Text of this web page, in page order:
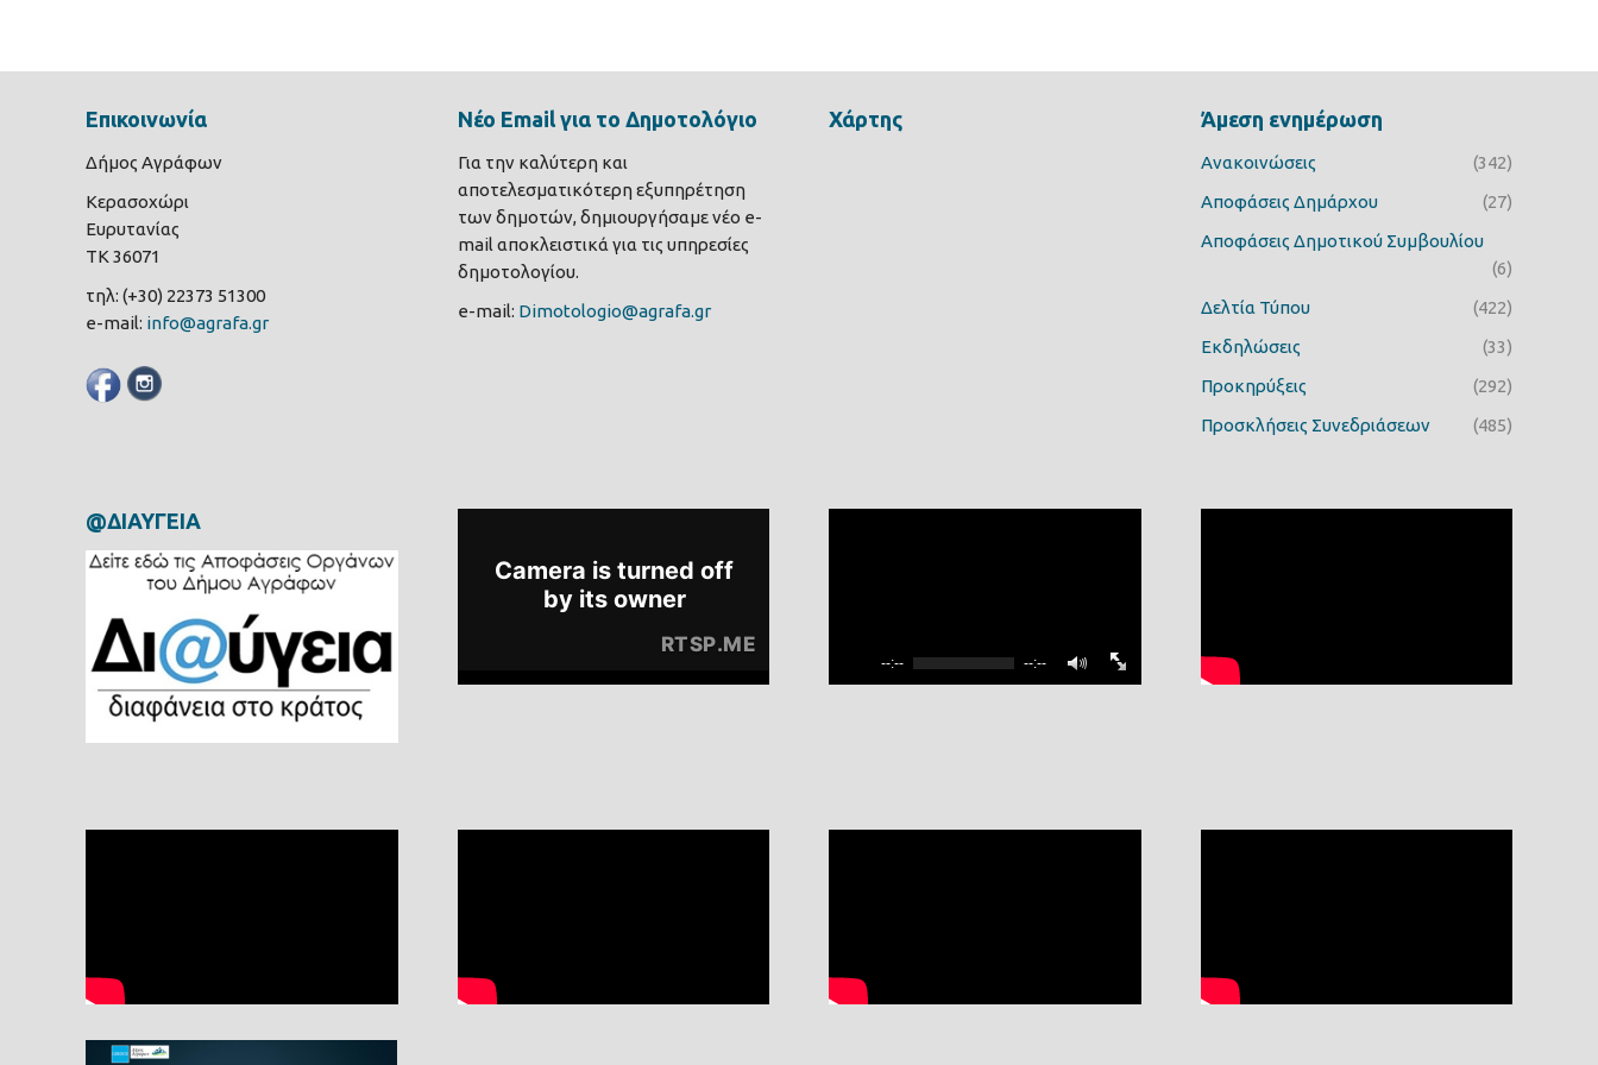
Επικοινωνία
Δήμος Αγράφων
Κερασοχώρι
Ευρυτανίας
ΤΚ 36071
τηλ: (+30) 22373 51300
e-mail: info@agrafa.gr
Νέο Email για το Δημοτολόγιο
Για την καλύτερη και
αποτελεσματικότερη εξυπηρέτηση
των δημοτών, δημιουργήσαμε νέο e-
mail αποκλειστικά για τις υπηρεσίες
δημοτολογίου.
e-mail: Dimotologio@agrafa.gr
Χάρτης Άμεση ενημέρωση
Ανακοινώσεις
(342)
Αποφάσεις Δημάρχου
(27)
Αποφάσεις Δημοτικού Συμβουλίου
(6)
Δελτία Τύπου
(422)
Εκδηλώσεις
(33)
Προκηρύξεις
(292)
Προσκλήσεις Συνεδριάσεων
(485)
@ΔΙΑΥΓΕΙΑ
--:-- --:--